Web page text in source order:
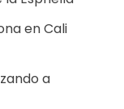
en Cali
a